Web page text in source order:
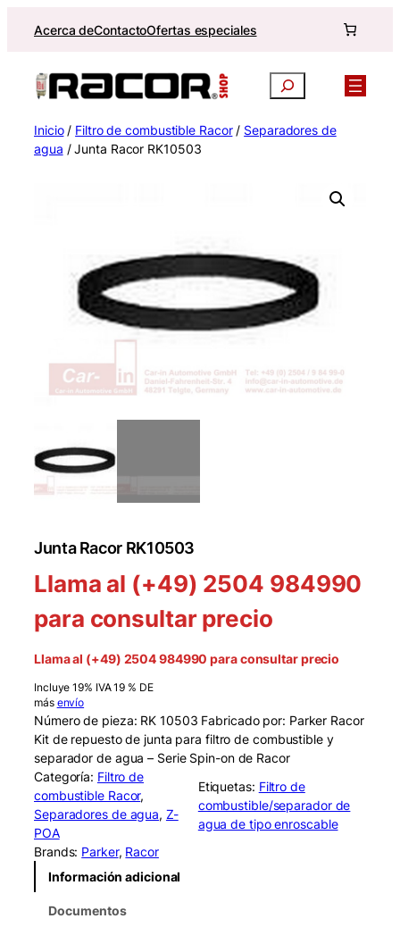
Acerca deContactoOfertas especiales
Buscar
Inicio/ Filtro de combustible Racor/ Separadores de
agua / Junta Racor RK10503
Junta Racor RK10503
Llama al (+49) 2504 984990
para consultar precio
Llama al (+49) 2504 984990 para consultar precio
Incluye 19% IVA 19 % DE
más envío
Número de pieza: RK 10503 Fabricado por: Parker Racor
Kit de repuesto de junta para filtro de combustible y
separador de agua – Serie Spin-on de Racor
Categoría: Filtro de
combustible Racor
Separadores de agua, Z-
POA
Etiquetas: Filtro de
combustible/separador de
agua de tipo enroscable
Brands: Parker, Racor
Información adicional
Documentos